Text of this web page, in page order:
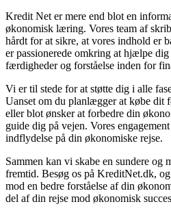
Kredit Net er mere end blot en
økonomisk læring. Vores team af
hårdt for at sikre, at vores indhold er
er passionerede omkring at hjælpe
færdigheder og forståelse inden for
Vi er til stede for at støtte dig i alle
Uanset om du planlægger at købe dit
eller blot ønsker at forbedre din
guide dig på vejen. Vores
indflydelse på din økonomiske rejse.
Sammen kan vi skabe en sundere
fremtid. Besøg os på KreditNet.dk,
mod en bedre forståelse af din
del af din rejse mod økonomisk